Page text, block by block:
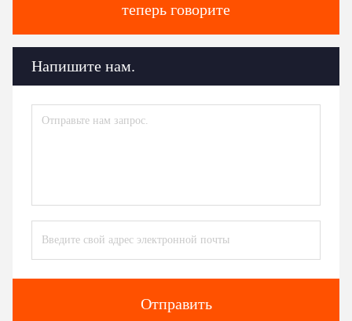
теперь говорите
Напишите нам.
Отправить